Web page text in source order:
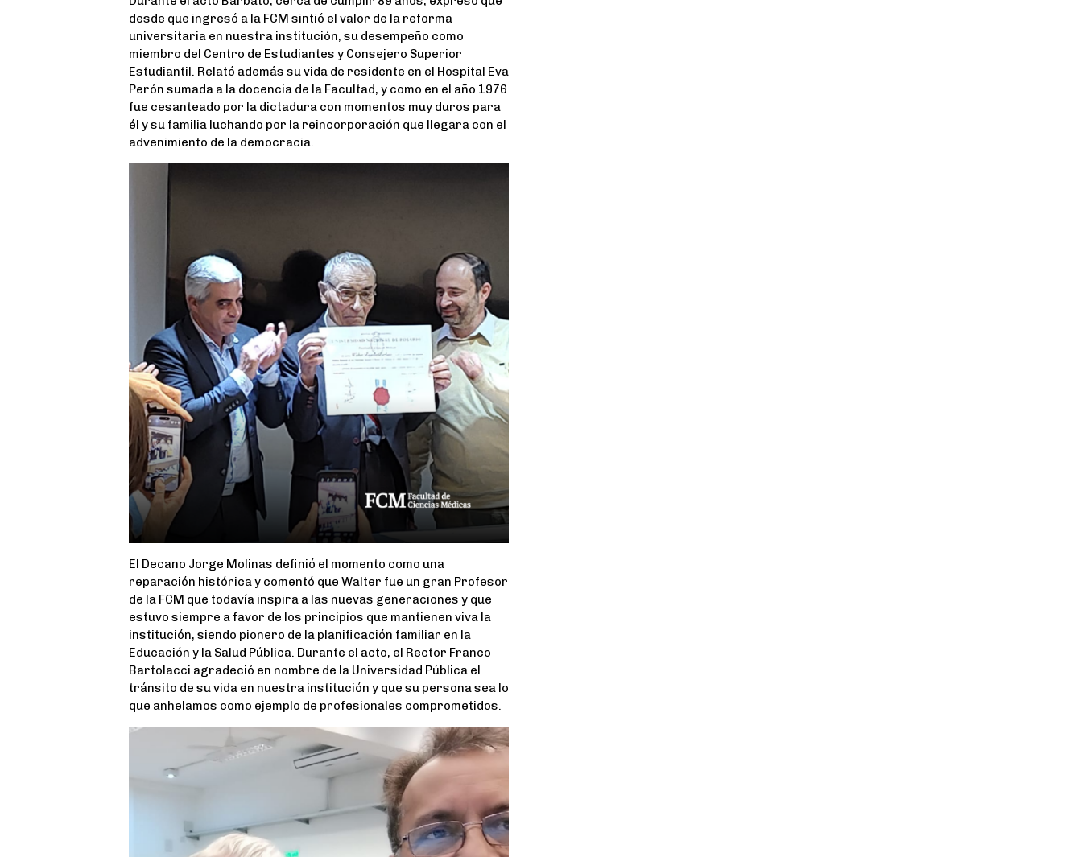
desde que ingresó a la FCM sintió el valor de la reforma
universitaria en nuestra institución, su desempeño como
miembro del Centro de Estudiantes y Consejero Superior
Estudiantil. Relató además su vida de residente en el Hospital Eva
Perón sumada a la docencia de la Facultad, y como en el año 1976
fue cesanteado por la dictadura con momentos muy duros para
él y su familia luchando por la reincorporación que llegara con el
advenimiento de la democracia.
El Decano Jorge Molinas definió el momento como una
reparación histórica y comentó que Walter fue un gran Profesor
de la FCM que todavía inspira a las nuevas generaciones y que
estuvo siempre a favor de los principios que mantienen viva la
institución, siendo pionero de la planificación familiar en la
Educación y la Salud Pública. Durante el acto, el Rector Franco
Bartolacci agradeció en nombre de la Universidad Pública el
tránsito de su vida en nuestra institución y que su persona sea lo
que anhelamos como ejemplo de profesionales comprometidos.